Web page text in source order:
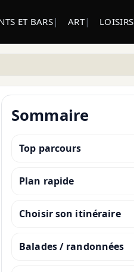
ET BARS ART LOISIRS
Sommaire
Top parcours
Plan rapide
Choisir son itinéraire
Balades / randonnées